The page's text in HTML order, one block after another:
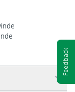
Feedback